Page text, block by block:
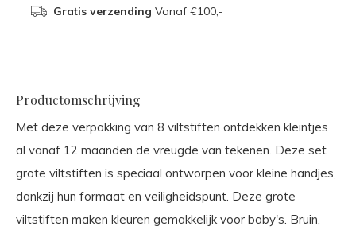
Gratis verzending Vanaf €100,-
Productomschrijving
Met deze verpakking van 8 viltstiften ontdekken kleintjes
al vanaf 12 maanden de vreugde van tekenen. Deze set
grote viltstiften is speciaal ontworpen voor kleine handjes,
dankzij hun formaat en veiligheidspunt. Deze grote
viltstiften maken kleuren gemakkelijk voor baby's. Bruin,